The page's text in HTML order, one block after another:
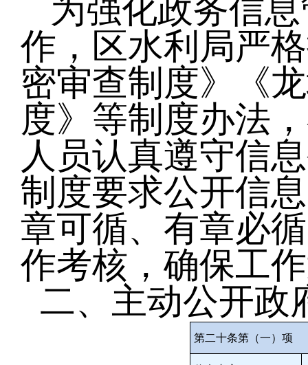
为强化政务信
作，区水利局严
密审查制度》
《
度》 等制度办法
人员认真遵守信
制度要求公开信
章可循、有章必
作考核，确保工
二、主动公开政
第二十条第（一）项